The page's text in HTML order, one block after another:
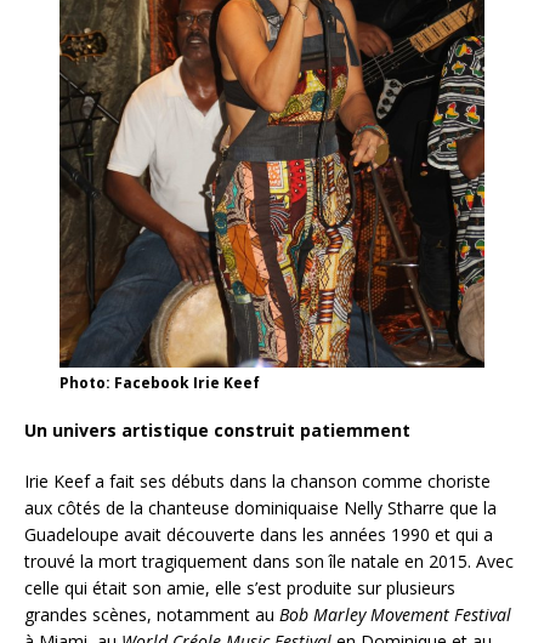
Photo: Facebook Irie Keef
Un univers artistique construit patiemment
Irie Keef a fait ses débuts dans la chanson comme choriste
aux côtés de la chanteuse dominiquaise Nelly Stharre que la
Guadeloupe avait découverte dans les années 1990 et qui a
trouvé la mort tragiquement dans son île natale en 2015. Avec
celle qui était son amie, elle s’est produite sur plusieurs
grandes scènes, notamment au Bob Marley Movement Festival